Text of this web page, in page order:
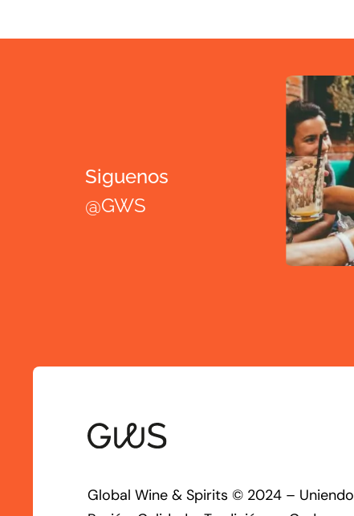
Siguenos
@GWS
Global Wine & Spirits © 2024 – Uniendo